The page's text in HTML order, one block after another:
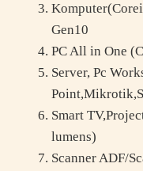
Gen10
PC All in One
Server, Pc
Smart
lumens)
Scanner ADF/